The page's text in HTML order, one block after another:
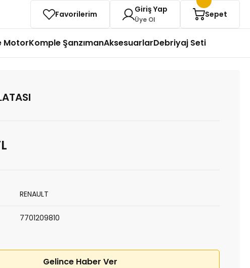
Favorilerim Giriş Yap
Üye Ol
Sepet
MotorKomple ŞanzımanAksesuarlarDebriyaj Seti
RENAULT
7701209810
Gelince Haber Ver